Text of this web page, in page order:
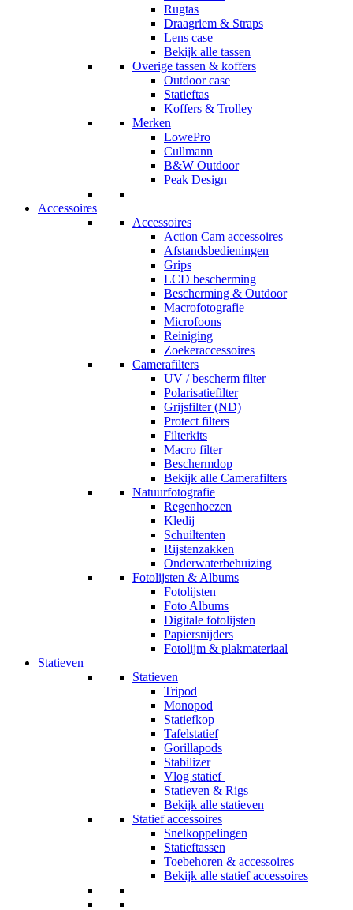
Rugtas
Draagriem & Straps
Lens case
Bekijk alle tassen
Overige tassen & koffers
Outdoor case
Statieftas
Koffers & Trolley
Merken
LowePro
Cullmann
B&W Outdoor
Peak Design
Accessoires
Accessoires
Action Cam accessoires
Afstandsbedieningen
Grips
LCD bescherming
Bescherming & Outdoor
Macrofotografie
Microfoons
Reiniging
Zoekeraccessoires
Camerafilters
UV / bescherm filter
Polarisatiefilter
Grijsfilter (ND)
Protect filters
Filterkits
Macro filter
Beschermdop
Bekijk alle Camerafilters
Natuurfotografie
Regenhoezen
Kledij
Schuiltenten
Rijstenzakken
Onderwaterbehuizing
Fotolijsten & Albums
Fotolijsten
Foto Albums
Digitale fotolijsten
Papiersnijders
Fotolijm & plakmateriaal
Statieven
Statieven
Tripod
Monopod
Statiefkop
Tafelstatief
Gorillapods
Stabilizer
Vlog statief
Statieven & Rigs
Bekijk alle statieven
Statief accessoires
Snelkoppelingen
Statieftassen
Toebehoren & accessoires
Bekijk alle statief accessoires